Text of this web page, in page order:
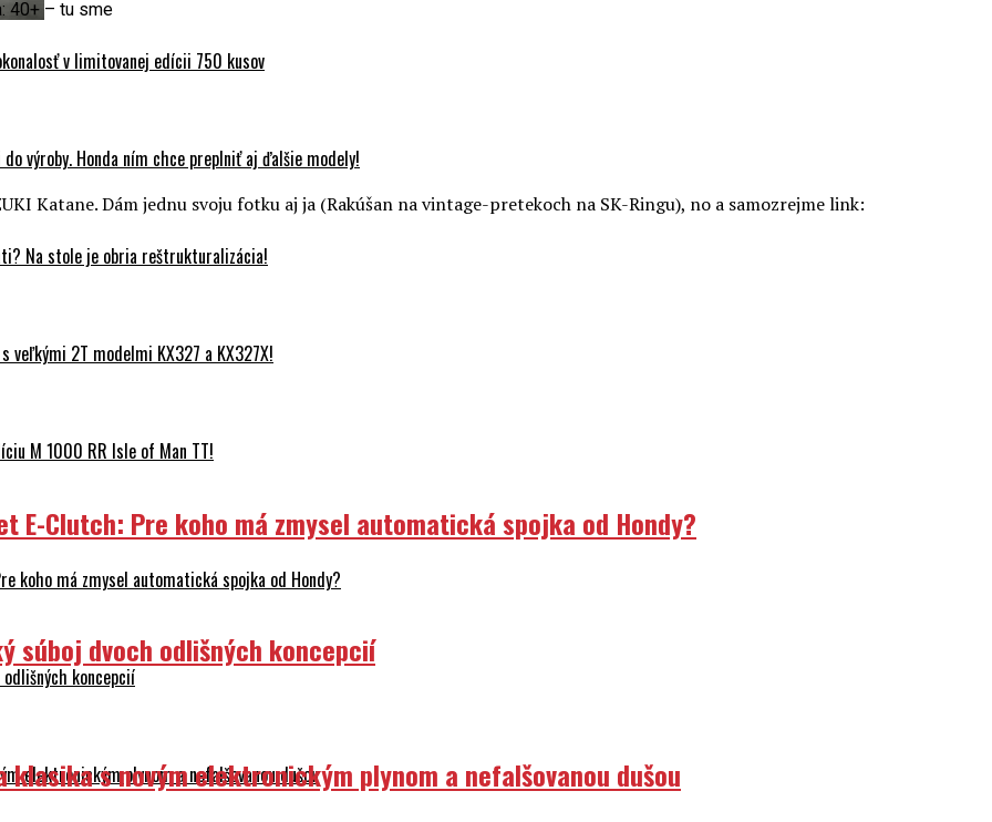
v limitovanej edícii 750 kusov
výroby. Honda ním chce preplniť aj ďalšie modely!
Na stole je obria reštrukturalizácia!
s veľkými 2T modelmi KX327 a KX327X!
M 1000 RR Isle of Man TT!
koho má zmysel automatická spojka od Hondy?
koncepcií
elektronickým plynom a nefalšovanou dušou
40+ – tu sme
Katane. Dám jednu svoju fotku aj ja (Rakúšan na vintage-pretekoch na SK-Ringu), no a samozrejme link:
E-Clutch: Pre koho má zmysel automatická spojka od Hondy?
súboj dvoch odlišných koncepcií
klasika s novým elektronickým plynom a nefalšovanou dušou